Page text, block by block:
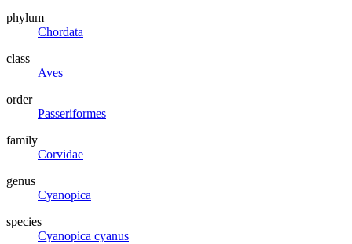
phylum
Chordata
class
Aves
order
Passeriformes
family
Corvidae
genus
Cyanopica
species
Cyanopica cyanus